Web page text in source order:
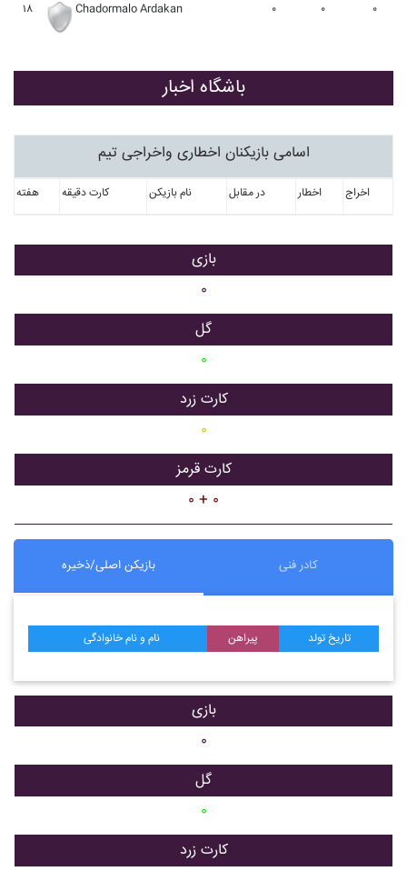
۱۸ Chadormalo Ardakan ۰ ۰ ۰
باشگاه اخبار
اسامی بازیکنان اخطاری واخراجی تیم
هفته کارت دقیقه نام بازیکن در مقابل اخطار اخراج
بازی
۰
گل
۰
کارت زرد
۰
کارت قرمز
۰ + ۰
بازیکن اصلی/ذخیره کادر فنی
نام و نام خانوادگی پیراهن تاریخ تولد
بازی
۰
گل
۰
کارت زرد